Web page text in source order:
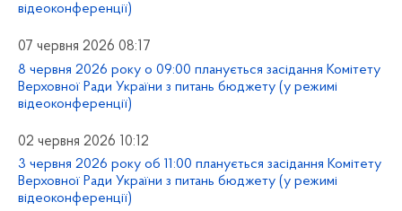
відеоконференції)
07 червня 2026 08:17
8 червня 2026 року о 09:00 планується засідання Комітету
Верховної Ради України з питань бюджету (у режимі
відеоконференції)
02 червня 2026 10:12
3 червня 2026 року об 11:00 планується засідання Комітету
Верховної Ради України з питань бюджету (у режимі
відеоконференції)